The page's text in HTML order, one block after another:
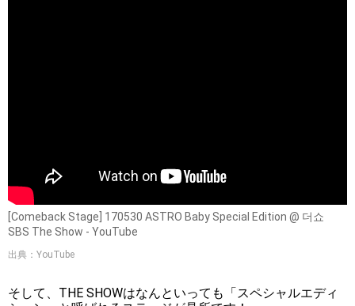
[Comeback Stage] 170530 ASTRO Baby Special Edition @ 더쇼
SBS The Show - YouTube
出典：YouTube
そして、THE SHOWはなんといっても「スペシャルエディ